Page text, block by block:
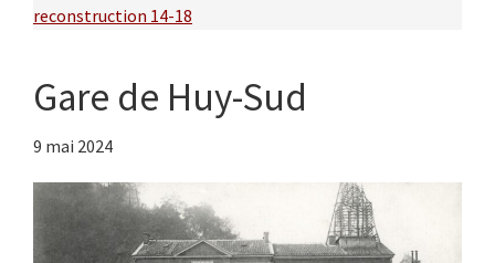
reconstruction 14-18
Gare de Huy-Sud
9 mai 2024